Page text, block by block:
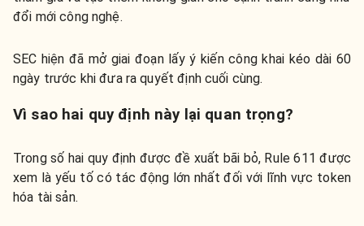
đổi mới công nghệ.
SEC hiện đã mở giai đoạn lấy ý kiến công khai kéo dài 60
ngày trước khi đưa ra quyết định cuối cùng.
Vì sao hai quy định này lại quan trọng?
Trong số hai quy định được đề xuất bãi bỏ, Rule 611 được
xem là yếu tố có tác động lớn nhất đối với lĩnh vực token
hóa tài sản.